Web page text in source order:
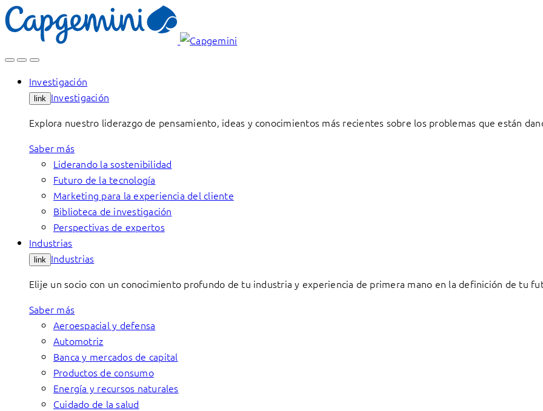
Skip
to
Investigación
link Investigación
Explora nuestro liderazgo de pensamiento, ideas y conocimientos más recientes sobre los problemas que están
Saber más
Liderando la sostenibilidad
Futuro de la tecnología
Marketing para la experiencia del cliente
Biblioteca de investigación
Perspectivas de expertos
Industrias
link Industrias
Elije un socio con un conocimiento profundo de tu industria y experiencia de primera mano en la definición de tu
Saber más
Aeroespacial y defensa
Automotriz
Banca y mercados de capital
Productos de consumo
Energía y recursos naturales
Cuidado de la salud